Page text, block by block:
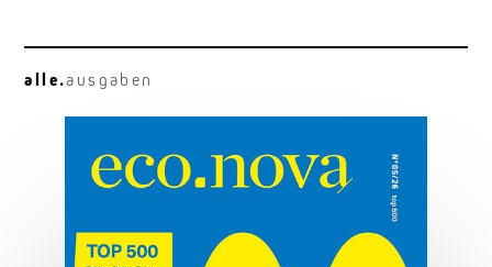
Hauben, Herz und Hauptplatz.
alle.ausgaben